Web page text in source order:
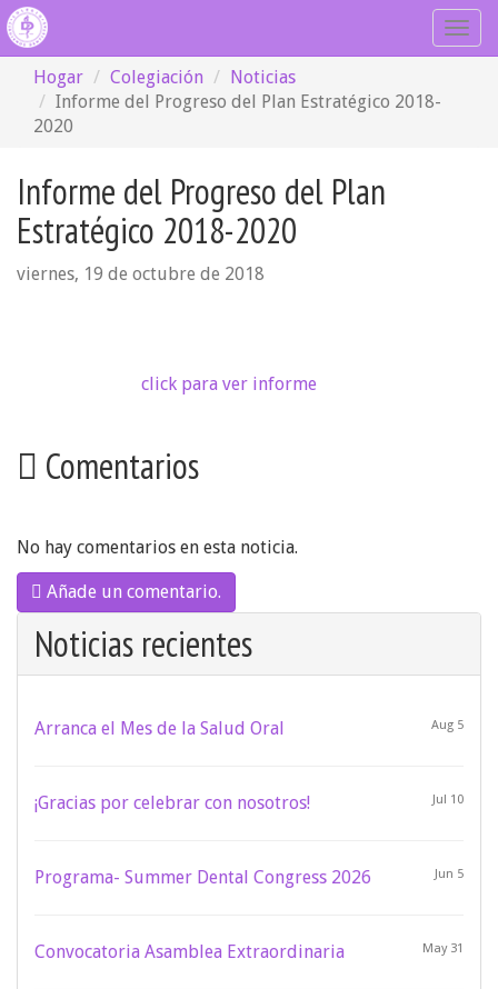
Hogar
Colegiación
Noticias
Informe del Progreso del Plan Estratégico 2018-
2020
Informe del Progreso del Plan
Estratégico 2018-2020
viernes, 19 de octubre de 2018
click para ver informe
Comentarios
No hay comentarios en esta noticia.
Añade un comentario.
Noticias recientes
Aug 5
Arranca el Mes de la Salud Oral
Jul 10
¡Gracias por celebrar con nosotros!
Jun 5
Programa- Summer Dental Congress 2026
May 31
Convocatoria Asamblea Extraordinaria